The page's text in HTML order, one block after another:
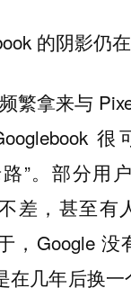
的阴影仍在
繁拿来与
很
”。部分用
差，甚至有
，Google 没
在几年后换